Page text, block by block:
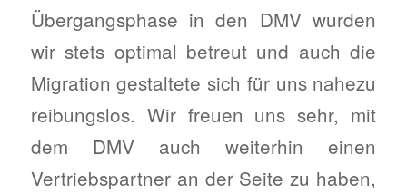
Übergangsphase in den DMV wurden
wir stets optimal betreut und auch die
Migration gestaltete sich für uns nahezu
reibungslos. Wir freuen uns sehr, mit
dem DMV auch weiterhin einen
Vertriebspartner an der Seite zu haben,